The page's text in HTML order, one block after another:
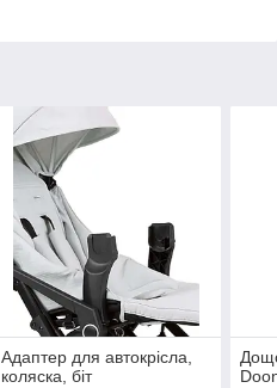
Адаптер для автокрісла,
коляска, біт